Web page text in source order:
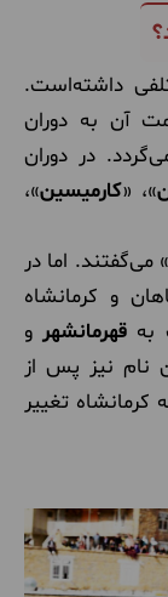
داشته‌است.
آن به دوران
در دوران
»، «کارمیسین»،
می‌گفتند. اما در
و کرمانشاه
به قهرمانشهرو
نام نیز پس از
کرمانشاه تغییر